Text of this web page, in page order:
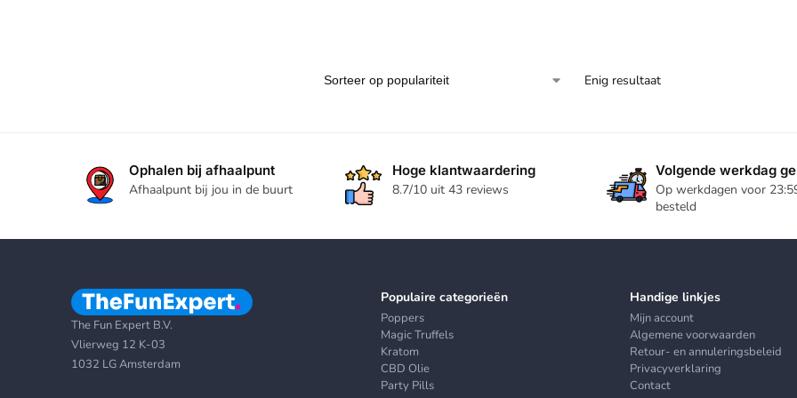
Enig resultaat
Ophalen bij afhaalpunt
Afhaalpunt bij jou in de buurt
Hoge klantwaardering
8.7/10 uit 43 reviews
Volgende werkdag
Op werkdagen voor
besteld
The Fun Expert B.V.
Vlierweg 12 K-03
1032 LG Amsterdam
Populaire categorieën
Poppers
Magic Truffels
Kratom
CBD Olie
Party Pills
Handige linkjes
Mijn account
Algemene voorwaarden
Retour- en annuleringsbeleid
Privacyverklaring
Contact